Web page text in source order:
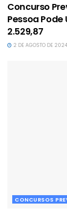
Concurso
Pessoa
2.529,87
2 DE AGOSTO DE
CONCURSOS